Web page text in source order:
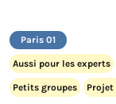
Paris 01
Aussi pour les experts
Petits groupes Projet